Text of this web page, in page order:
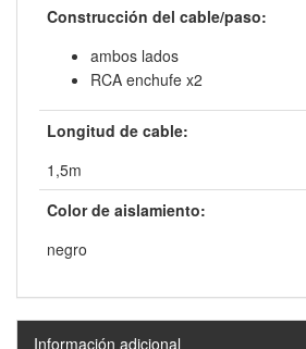
Construcción del cable/paso:
ambos lados
RCA enchufe x2
Longitud de cable:
1,5m
Color de aislamiento:
negro
Información adicional